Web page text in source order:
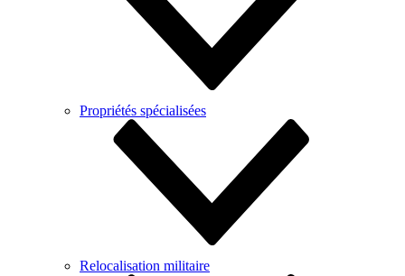
Propriétés spécialisées
Relocalisation militaire